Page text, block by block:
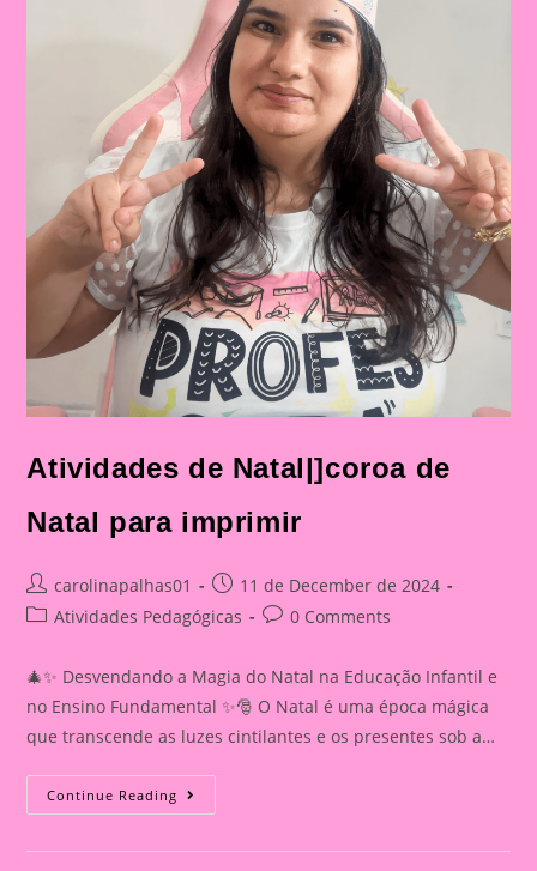
Atividades de Natal|]coroa de
Natal para imprimir
Post
author:
carolinapalhas01
Post
published:
11 de December de 2024
PostAtividades Pedagógicas
Post0 Comments
🎄✨ Desvendando a Magia do Natal na Educação Infantil e
no Ensino Fundamental ✨🎅 O Natal é uma época mágica
que transcende as luzes cintilantes e os presentes sob a…
Continue Reading Atividades
De